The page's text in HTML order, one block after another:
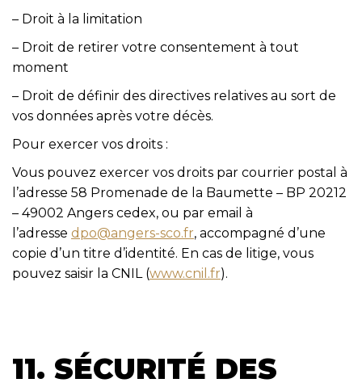
– Droit à la limitation
– Droit de retirer votre consentement à tout
moment
– Droit de définir des directives relatives au sort de
vos données après votre décès.
Pour exercer vos droits :
Vous pouvez exercer vos droits par courrier postal à
l’adresse 58 Promenade de la Baumette – BP 20212
– 49002 Angers cedex, ou par email à
l’adresse dpo@angers-sco.fr, accompagné d’une
copie d’un titre d’identité. En cas de litige, vous
pouvez saisir la CNIL (www.cnil.fr).
11. SÉCURITÉ DES